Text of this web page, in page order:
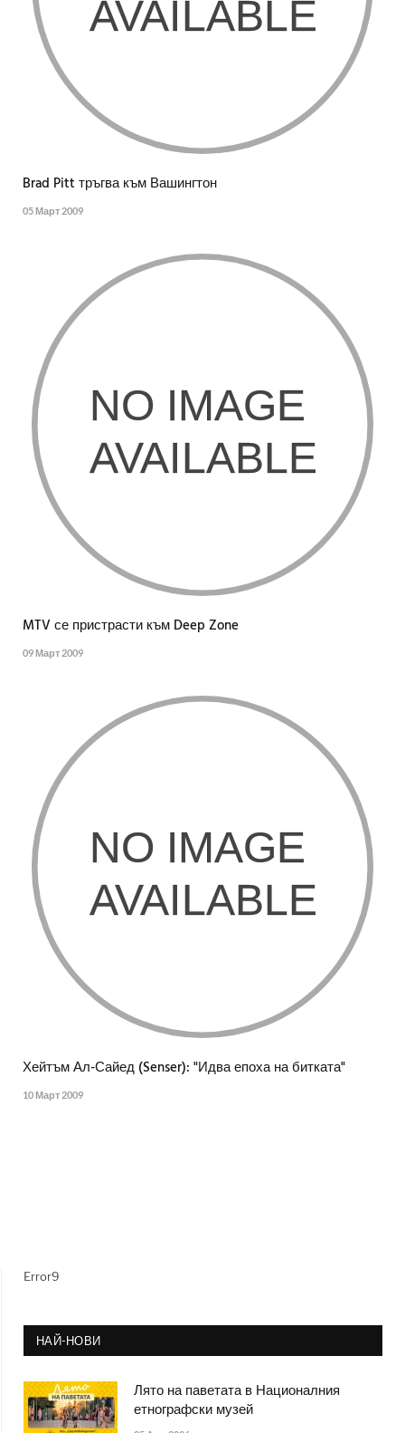
Brad Pitt тръгва към Вашингтон
05 Март 2009
MTV се пристрасти към Deep Zone
09 Март 2009
Хейтъм Ал-Сайед (Senser): "Идва епоха на битката"
10 Март 2009
Error9
НАЙ-НОВИ
Лято на паветата в Националния
етнографски музей